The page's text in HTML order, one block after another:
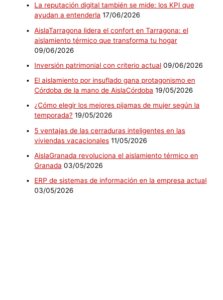
La reputación digital también se mide: los KPI que
ayudan a entenderla 17/06/2026
AislaTarragona lidera el confort en Tarragona: el
aislamiento térmico que transforma tu hogar
09/06/2026
Inversión patrimonial con criterio actual 09/06/2026
El aislamiento por insuflado gana protagonismo en
Córdoba de la mano de AislaCórdoba 19/05/2026
¿Cómo elegir los mejores pijamas de mujer según la
temporada? 19/05/2026
5 ventajas de las cerraduras inteligentes en las
viviendas vacacionales 11/05/2026
AislaGranada revoluciona el aislamiento térmico en
Granada 03/05/2026
ERP de sistemas de información en la empresa actual
03/05/2026